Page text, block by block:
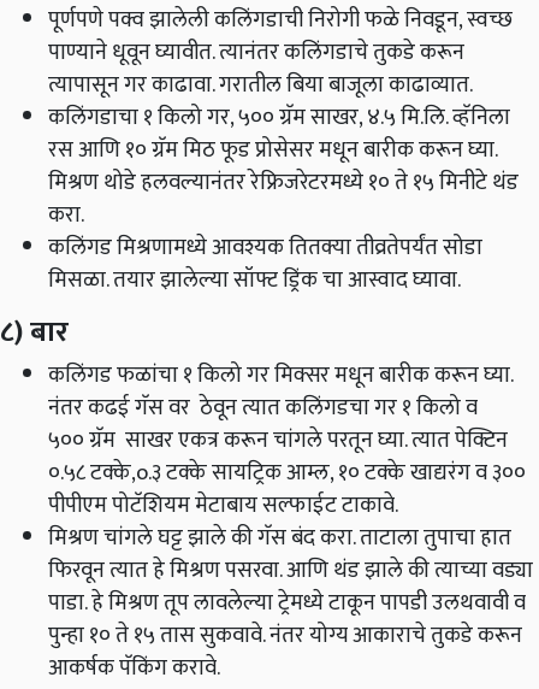
पूर्णपणे पक्व झालेली कलिंगडाची निरोगी फळे निवडून,स्वच्छ
पाण्याने धूवून घ्यावीत. त्यानंतर कलिंगडाचे तुकडे करून
त्यापासून गर काढावा. गरातील बिया बाजूला काढाव्यात.
कलिंगडाचा १ किलो गर, ५०० ग्रॅम साखर, ४.५ मि.लि. व्हॅनिला
रस आणि १० ग्रॅम मिठ फूड प्रोसेसर मधून बारीक करून घ्या.
मिश्रण थोडे हलवल्यानंतर रेफ्रिजरेटरमध्ये १० ते १५ मिनीटे थंड
करा.
कलिंगड मिश्रणामध्ये आवश्यक तितक्या तीव्रतेपर्यंत सोडा
मिसळा. तयार झालेल्या सॉफ्ट ड्रिंक चा आस्वाद घ्यावा.
८) बार
कलिंगड फळांचा १ किलो गर मिक्सर मधून बारीक करून घ्या.
नंतर कढई गॅस वरठेवून त्यातकलिंगडचा गर १ किलो व
५०० ग्रॅम साखर एकत्र करून चांगले परतून घ्या. त्यात पेक्टिन
०.५८ टक्के,o.३ टक्के सायट्रिक आम्ल, १० टक्के खाद्यरंग व ३००
पीपीएम पोटॅशियम मेटाबाय सल्फाईट टाकावे.
मिश्रण चांगले घट्ट झाले की गॅस बंद करा. ताटाला तुपाचा हात
फिरवून त्यात हे मिश्रण पसरवा. आणि थंड झाले की त्याच्या वड्या
पाडा. हे मिश्रण तूप लावलेल्या ट्रेमध्ये टाकून पापडी उलथवावी व
पुन्हा १० ते १५ तास सुकवावे. नंतर योग्य आकाराचे तुकडे करून
आकर्षक पॅकिंग करावे.